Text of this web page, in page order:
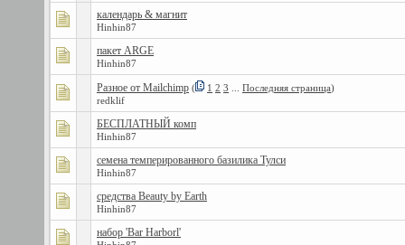
календарь & магнит
Hinhin87
пакет ARGE
Hinhin87
Разное от Mailchimp ( 1 2 3 Последняя страница)
redklif
БЕСПЛАТНЫЙ комп
Hinhin87
семена темперированного базилика Тулси
Hinhin87
средства Beauty by Earth
Hinhin87
набор 'Bar Harborl'